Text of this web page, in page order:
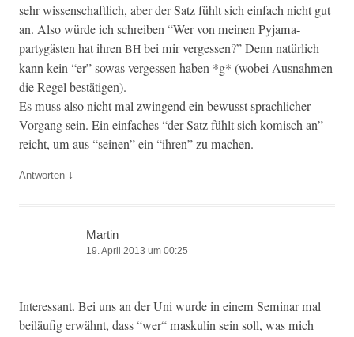
sehr wis­senschaftlich, aber der Satz fühlt sich ein­fach nicht gut
an. Also würde ich schreiben “Wer von meinen Pyjama­
partygästen hat ihren BH bei mir vergessen?” Denn natür­lich
kann kein “er” sowas vergessen haben *g* (wobei Aus­nah­men
die Regel bestätigen).
Es muss also nicht mal zwin­gend ein bewusst sprach­lich­er
Vor­gang sein. Ein ein­fach­es “der Satz fühlt sich komisch an”
reicht, um aus “seinen” ein “ihren” zu machen.
Antworten ↓
Martin
19. April 2013 um 00:25
Inter­es­sant. Bei uns an der Uni wurde in einem Sem­i­nar mal
beiläu­fig erwäh­nt, dass “wer“ maskulin sein soll, was mich